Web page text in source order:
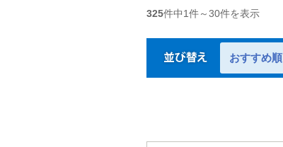
325件中1件～30件を表示
おすすめ順